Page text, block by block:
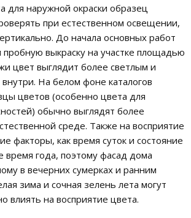
для наружной окраски образец
при естественном освещении,
До начала основных работ
пробную выкраску на участке площадью
цвет выглядит более светлым и
На белом фоне каталогов
цветов (особенно цвета для
обычно выглядят более
среде. Также на восприятие
факторы, как время суток и состояние
время года, поэтому фасад дома
в вечерних сумерках и ранним
зима и сочная зелень лета могут
влиять на восприятие цвета.